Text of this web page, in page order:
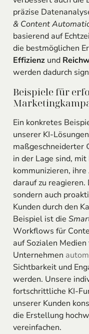
präzise
& Content
basierend auf
die bestmöglichen
Effizienzund
werden dadurch
Beispiele für
Ein konkretes
unserer KI-
maßgeschneiderter
in der Lage sind,
kommunizieren,
darauf zu
sondern auch
Kunden durch den
Beispiel ist die
Workflows für
auf Sozialen
Unternehmen
Sichtbarkeit und
werden. Unsere
fortschrittliche KI-
unserer Kunden
die Erstellung
vereinfachen.